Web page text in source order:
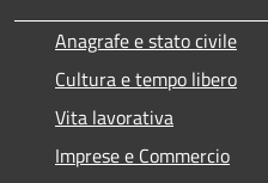
Anagrafe e stato civile
Cultura e tempo libero
Vita lavorativa
Imprese e Commercio